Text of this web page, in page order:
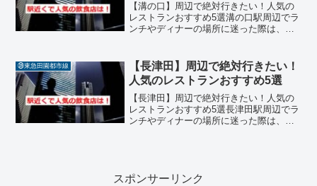
【溝の口】周辺で絶対行きたい！人気の
レストランおすすめ5選溝の口駅周辺でラ
ンチやディナーの場所に迷った際は、ぜ
味わいをカジュアルに楽しめるレストラ
ンや、温かい接客が心地...
㊴東急田園都市線
【長津田】周辺で絶対行きたい！
人気のレストランおすすめ5選
【長津田】周辺で絶対行きたい！人気の
レストランおすすめ5選長津田駅周辺でラ
ンチやディナーの場所に迷った際は、ぜ
スポンサーリンク